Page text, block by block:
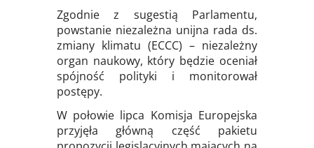
Zgodnie z sugestią Parlamentu,
powstanie niezależna unijna rada ds.
zmiany klimatu (ECCC) – niezależny
organ naukowy, który będzie oceniał
spójność polityki i monitorował
postępy.
W połowie lipca Komisja Europejska
przyjęła główną część pakietu